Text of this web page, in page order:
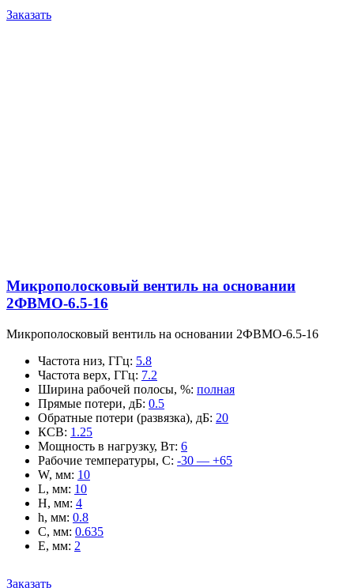
Заказать
Микрополосковый вентиль на основании
2ФВМO-6.5-16
Микрополосковый вентиль на основании 2ФВМO-6.5-16
Частота низ, ГГц: 5.8
Частота верх, ГГц: 7.2
Ширина рабочей полосы, %: полная
Прямые потери, дБ: 0.5
Обратные потери (развязка), дБ: 20
КСВ: 1.25
Мощность в нагрузку, Вт: 6
Рабочие температуры, С: -30 — +65
W, мм: 10
L, мм: 10
H, мм: 4
h, мм: 0.8
C, мм: 0.635
E, мм: 2
Заказать